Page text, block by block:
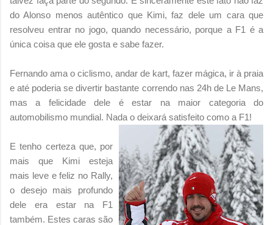
do Alonso menos autêntico que Kimi, faz dele um cara que
resolveu entrar no jogo, quando necessário, porque a F1 é a
única coisa que ele gosta e sabe fazer.
Fernando ama o ciclismo, andar de kart, fazer mágica, ir à praia
e até poderia se divertir bastante correndo nas 24h de Le Mans,
mas a felicidade dele é estar na maior categoria do
automobilismo mundial. Nada o deixará satisfeito como a F1!
E tenho certeza que, por
mais que Kimi esteja
mais leve e feliz no Rally,
o desejo mais profundo
dele era estar na F1
também. Estes caras são